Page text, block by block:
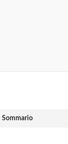
Sommario